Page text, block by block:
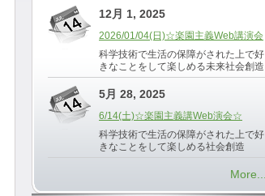
12月 1, 2025
2026/01/04(日)☆楽園主義Web講演会
科学技術で生活の保障がされた上で好
きなことをして楽しめる未来社会創造
5月 28, 2025
6/14(土)☆楽園主義講Web演会☆
科学技術で生活の保障がされた上で好
きなことをして楽しめる社会創造
More...